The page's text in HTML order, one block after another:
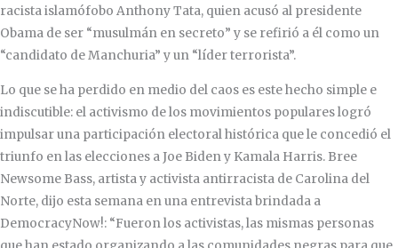
racista islamófobo Anthony Tata, quien acusó al presidente
Obama de ser “musulmán en secreto” y se refirió a él como un
“candidato de Manchuria” y un “líder terrorista”.
Lo que se ha perdido en medio del caos es este hecho simple e
indiscutible: el activismo de los movimientos populares logró
impulsar una participación electoral histórica que le concedió el
triunfo en las elecciones a Joe Biden y Kamala Harris. Bree
Newsome Bass, artista y activista antirracista de Carolina del
Norte, dijo esta semana en una entrevista brindada a
DemocracyNow!: “Fueron los activistas, las mismas personas